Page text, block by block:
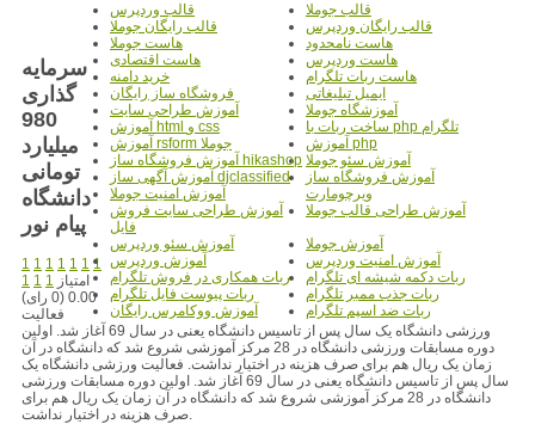
قالب جوملا
قالب وردپرس
قالب رایگان وردپرس
قالب رایگان جوملا
هاست نامحدود
هاست جوملا
هاست وردپرس
هاست اقتصادی
هاست ربات تلگرام
خرید دامنه
ایمیل تبلیغاتی
فروشگاه ساز رایگان
آموزشگاه جوملا
آموزش طراحی سایت
ساخت ربات با php تلگرام
آموزش html و css
آموزش php
آموزش rsform جوملا
آموزش سئو جوملا آموزش فروشگاه ساز hikashop
آموزش فروشگاه ساز
ویرچومارت
آموزش آگهی ساز djclassified
آموزش امنیت جوملا
آموزش طراحی قالب جوملا
آموزش طراحی سایت فروش
فایل
آموزش جوملا
آموزش سئو وردپرس
آموزش امنیت وردپرس
آموزش وردپرس
ربات دکمه شیشه ای تلگرام
ربات همکاری در فروش تلگرام
ربات جذب ممبر تلگرام
ربات پیوست فایل تلگرام
ربات ضد اسپم تلگرام
آموزش ووکامرس رایگان
سرمایه
گذاری
980
میلیارد
تومانی
دانشگاه
پیام نور
1 1 1 1 1 1 1
1 1 1 امتیاز
0.00 (0 رای)
فعالیت
ورزشی دانشگاه یک سال پس از تاسیس دانشگاه یعنی در سال 69 آغاز شد. اولین
دوره مسابقات ورزشی دانشگاه در 28 مرکز آموزشی شروع شد که دانشگاه در آن
زمان یک ریال هم برای صرف هزینه در اختیار نداشت. فعالیت ورزشی دانشگاه یک
سال پس از تاسیس دانشگاه یعنی در سال 69 آغاز شد. اولین دوره مسابقات ورزشی
دانشگاه در 28 مرکز آموزشی شروع شد که دانشگاه در آن زمان یک ریال هم برای
صرف هزینه در اختیار نداشت.